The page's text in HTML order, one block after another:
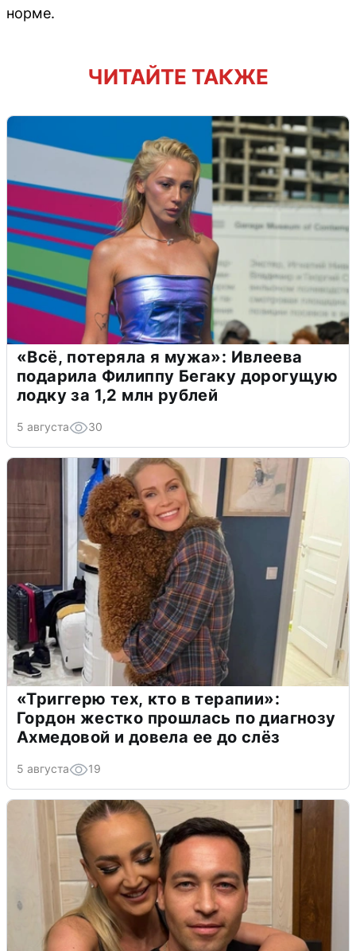
норме.
ЧИТАЙТЕ ТАКЖЕ
«Всё, потеряла я мужа»: Ивлеева
подарила Филиппу Бегаку дорогущую
лодку за 1,2 млн рублей
5 августа 30
«Триггерю тех, кто в терапии»:
Гордон жестко прошлась по диагнозу
Ахмедовой и довела ее до слёз
5 августа 19